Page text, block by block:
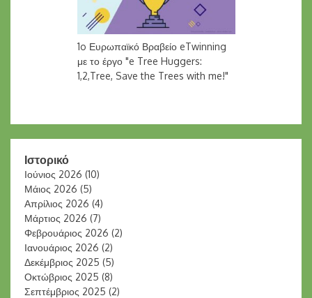
1o Ευρωπαϊκό Βραβείο eTwinning
με το έργο "e Tree Huggers:
1,2,Tree, Save the Trees with me!"
Ιστορικό
Ιούνιος 2026 (10)
Μάιος 2026 (5)
Απρίλιος 2026 (4)
Μάρτιος 2026 (7)
Φεβρουάριος 2026 (2)
Ιανουάριος 2026 (2)
Δεκέμβριος 2025 (5)
Οκτώβριος 2025 (8)
Σεπτέμβριος 2025 (2)